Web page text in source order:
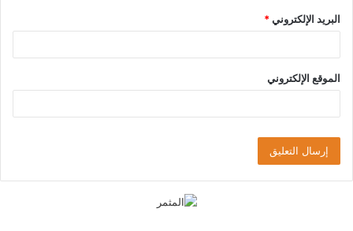
البريد الإلكتروني*
الموقع الإلكتروني